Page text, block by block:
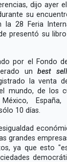
dijo ayer
su
la 28 Feria
presentó su
por el Fondo
unbest
la venta
mundo, de los
10 días.
grandes
ya que esto